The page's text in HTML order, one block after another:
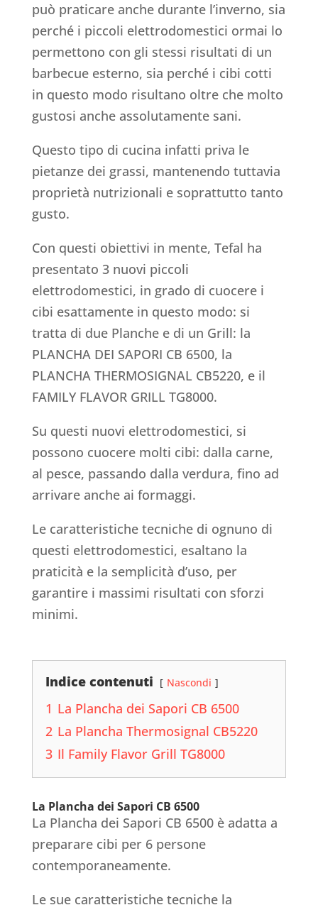
può praticare anche durante l’inverno, sia
perché i piccoli elettrodomestici ormai lo
permettono con gli stessi risultati di un
barbecue esterno, sia perché i cibi cotti
in questo modo risultano oltre che molto
gustosi anche assolutamente sani.
Questo tipo di cucina infatti priva le
pietanze dei grassi, mantenendo tuttavia
proprietà nutrizionali e soprattutto tanto
gusto.
Con questi obiettivi in mente, Tefal ha
presentato 3 nuovi piccoli
elettrodomestici, in grado di cuocere i
cibi esattamente in questo modo: si
tratta di due Planche e di un Grill: la
PLANCHA DEI SAPORI CB 6500, la
PLANCHA THERMOSIGNAL CB5220, e il
FAMILY FLAVOR GRILL TG8000.
Su questi nuovi elettrodomestici, si
possono cuocere molti cibi: dalla carne,
al pesce, passando dalla verdura, fino ad
arrivare anche ai formaggi.
Le caratteristiche tecniche di ognuno di
questi elettrodomestici, esaltano la
praticità e la semplicità d’uso, per
garantire i massimi risultati con sforzi
minimi.
Indice contenuti Nascondi
1 La Plancha dei Sapori CB 6500
2 La Plancha Thermosignal CB5220
3 Il Family Flavor Grill TG8000
La Plancha dei Sapori CB 6500
La Plancha dei Sapori CB 6500 è adatta a
preparare cibi per 6 persone
contemporaneamente.
Le sue caratteristiche tecniche la